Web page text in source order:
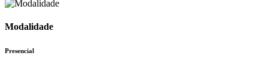
Modalidade
Presencial